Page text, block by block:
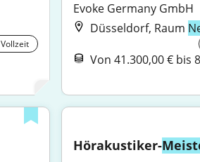
Vollzeit
Evoke Germany GmbH
Düsseldorf, Raum
Von 41.300,00 € bis
Hörakustiker-